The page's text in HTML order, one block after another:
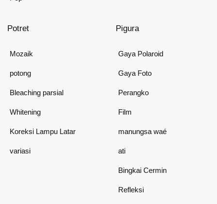
Potret
Mozaik
potong
Bleaching parsial
Whitening
Koreksi Lampu Latar
variasi
Pigura
Gaya Polaroid
Gaya Foto
Perangko
Film
manungsa waé
ati
Bingkai Cermin
Refleksi